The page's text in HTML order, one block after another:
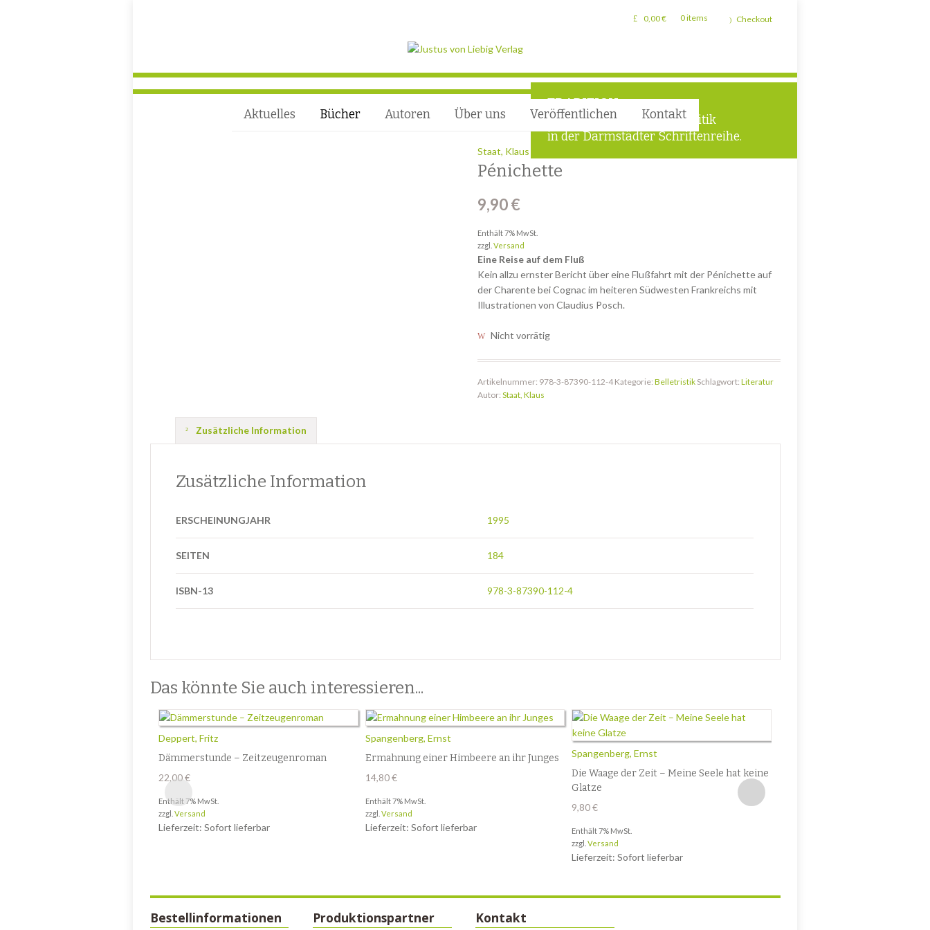
0,00€ 0 items Checkout
TRADITION
Wissenschaft und Lokalpolitik
in der Darmstädter Schriftenreihe.
Aktuelles Bücher Autoren Über uns Veröffentlichen Kontakt
Staat, Klaus
Pénichette
9,90€
Enthält 7% MwSt.
zzgl.Versand
Eine Reise auf dem Fluß
Kein allzu ernster Bericht über eine Flußfahrt mit der Pénichette auf
der Charente bei Cognac im heiteren Südwesten Frankreichs mit
Illustrationen von Claudius Posch.
Nicht vorrätig
Artikelnummer: 978-3-87390-112-4 Kategorie:Belletristik Schlagwort:Literatur
Autor:Staat, Klaus
Zusätzliche Information
Zusätzliche Information
ERSCHEINUNGJAHR 1995
SEITEN 184
ISBN-13 978-3-87390-112-4
Das könnte Sie auch interessieren...
Deppert, Fritz
Dämmerstunde – Zeitzeugenroman
22,00€
Enthält 7% MwSt.
zzgl. Versand
Lieferzeit: Sofort lieferbar
Spangenberg, Ernst
Ermahnung einer Himbeere an ihr Junges
14,80€
Enthält 7% MwSt.
zzgl. Versand
Lieferzeit: Sofort lieferbar
Spangenberg, Ernst
Die Waage der Zeit – Meine Seele hat keine
Glatze
9,80€
Enthält 7% MwSt.
zzgl.Versand
Lieferzeit: Sofort lieferbar
Bestellinformationen Produktionspartner Kontakt